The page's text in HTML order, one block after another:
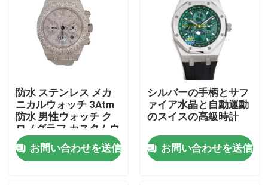
ビデオ
わたしたち に つい て
工場 ツアー
品質管理
防水 ステンレス メカ
ニカルウォッチ 3Atm
防水 男性ウォッチ ク
ロノグラフ カスタムウ
ォッチ メカニカル
お問い合わせを送信
シルバーの手柄とサフ
ァイア水晶と自動運動
のスイスの高級時計
お問い合わせを送信